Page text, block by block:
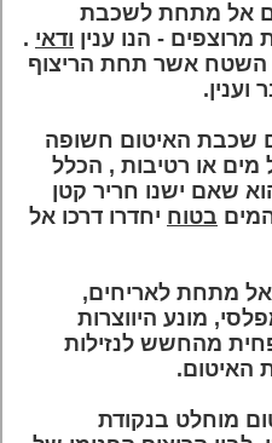
אל מתחת לשכבת
- הנו ענין ודאי .
השטח אשר תחת הריצוף
וענין.
שכבת האיטום חשופה
מים או רטיבות , הכלל
שאם ישנו חריר קטן
בטוח יחדרו דרכו אל
אל מתחת לאריחים,
מונע היווצרות
מהחשש לנזילות
האיטום.
מוחלט בנקודת